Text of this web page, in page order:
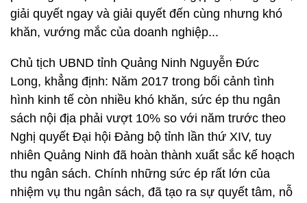
giải quyết ngay và giải quyết đến cùng nhưng khó
khăn, vướng mắc của doanh nghiệp...
Chủ tịch UBND tỉnh Quảng Ninh Nguyễn Đức
Long, khẳng định: Năm 2017 trong bối cảnh tình
hình kinh tế còn nhiều khó khăn, sức ép thu ngân
sách nội địa phải vượt 10% so với năm trước theo
Nghị quyết Đại hội Đảng bộ tỉnh lần thứ XIV, tuy
nhiên Quảng Ninh đã hoàn thành xuất sắc kế hoạch
thu ngân sách. Chính những sức ép rất lớn của
nhiệm vụ thu ngân sách, đã tạo ra sự quyết tâm, nỗ